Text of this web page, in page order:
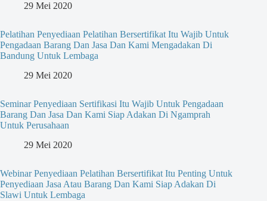
29 Mei 2020
Pelatihan Penyediaan Pelatihan Bersertifikat Itu Wajib Untuk
Pengadaan Barang Dan Jasa Dan Kami Mengadakan Di
Bandung Untuk Lembaga
29 Mei 2020
Seminar Penyediaan Sertifikasi Itu Wajib Untuk Pengadaan
Barang Dan Jasa Dan Kami Siap Adakan Di Ngamprah
Untuk Perusahaan
29 Mei 2020
Webinar Penyediaan Pelatihan Bersertifikat Itu Penting Untuk
Penyediaan Jasa Atau Barang Dan Kami Siap Adakan Di
Slawi Untuk Lembaga